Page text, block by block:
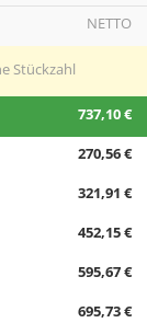
NETTO
Stückzahl
737,10 €
270,56 €
321,91 €
452,15 €
595,67 €
695,73 €